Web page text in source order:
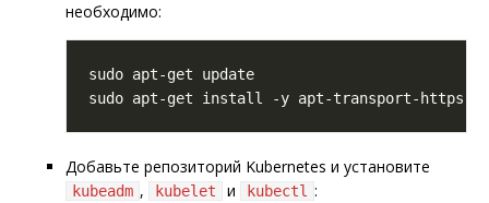
необходимо:
Добавьте репозиторий Kubernetes и установите
kubeadm , kubelet и kubectl :